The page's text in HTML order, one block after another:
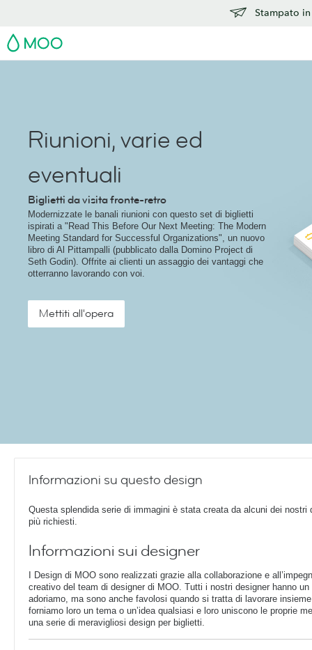
Stampato
MOO
Riunioni, varie ed
eventuali
Biglietti da visita fronte-retro
Modernizzate le banali riunioni con questo set di biglietti
ispirati a "Read This Before Our Next Meeting: The Modern
Meeting Standard for Successful Organizations", un nuovo
libro di Al Pittampalli (pubblicato dalla Domino Project di
Seth Godin). Offrite ai clienti un assaggio dei vantaggi che
otterranno lavorando con voi.
Mettiti all'opera
Informazioni su questo design
Questa splendida serie di immagini è stata creata da alcuni dei nostri
più richiesti.
Informazioni sui designer
I Design di MOO sono realizzati grazie alla collaborazione e
creativo del team di designer di MOO. Tutti i nostri designer hanno
adoriamo, ma sono anche favolosi quando si tratta di lavorare
forniamo loro un tema o un’idea qualsiasi e loro uniscono le proprie
una serie di meravigliosi design per biglietti.